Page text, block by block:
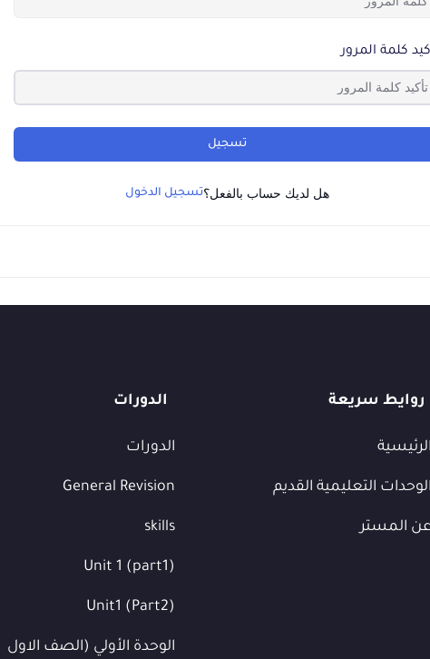
كلمة المرور
تسجيل
هل لديك حساب بالفعل؟تسجيل الدخول
روايط سريعة
الرئيسية
الوحدات التعليمية القديم
عن المستر
الدورات
الدورات
General Revision
skills
Unit 1 (part1)
Unit1 (Part2)
الوحدة الأولي (الصف الاول